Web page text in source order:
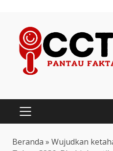
content
PRIMARY
MENU
Beranda » Wujudkan